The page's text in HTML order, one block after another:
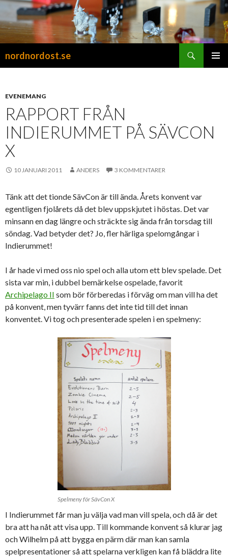
nordnordost.se
EVENEMANG
RAPPORT FRÅN
INDIERUMMET PÅ SÄVCON
X
10 JANUARI 2011 ANDERS 3 KOMMENTARER
Tänk att det tionde SävCon är till ända. Årets konvent var
egentligen fjolårets då det blev uppskjutet i höstas. Det var
minsann en dag längre och sträckte sig ända från torsdag till
söndag. Vad betyder det? Jo, fler härliga spelomgångar i
Indierummet!
I år hade vi med oss nio spel och alla utom ett blev spelade. Det
sista var min, i dubbel bemärkelse ospelade, favorit
Archipelago II som bör förberedas i förväg om man vill ha det
på konvent, men tyvärr fanns det inte tid till det innan
konventet. Vi tog och presenterade spelen i en spelmeny:
Spelmeny för SävCon X
I Indierummet får man ju välja vad man vill spela, och då är det
bra att ha nåt att visa upp. Till kommande konvent så klurar jag
och Wilhelm på att bygga en pärm där man kan samla
spelpresentationer så att spelarna verkligen kan få bläddra lite